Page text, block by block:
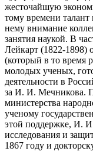
жесточайшую
тому времени
нему внимание
занятия наукой. В
Лейкарт (1822-
(который в то время
молодых ученых,
деятельности в
за И. И. Мечникова.
министерства
ученому
этой поддержке, И.
исследования и
1867 году и